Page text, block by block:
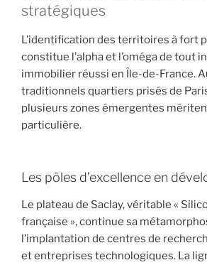
stratégiques
L’identification des territoires à fort
constitue l’alpha et l’oméga de tout
immobilier réussi en Île-de-France.
traditionnels quartiers prisés de
plusieurs zones émergentes
particulière.
Les pôles d’excellence en
Le plateau de Saclay, véritable «
française », continue sa
l’implantation de centres de
et entreprises technologiques. La